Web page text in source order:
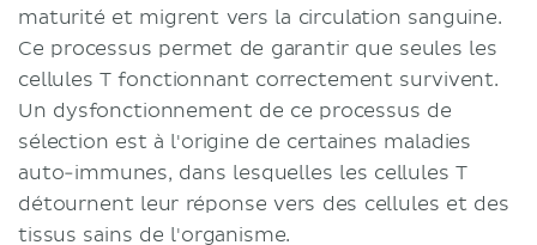
maturité et migrent vers la circulation sanguine.
Ce processus permet de garantir que seules les
cellules T fonctionnant correctement survivent.
Un dysfonctionnement de ce processus de
sélection est à l'origine de certaines maladies
auto-immunes, dans lesquelles les cellules T
détournent leur réponse vers des cellules et des
tissus sains de l'organisme.